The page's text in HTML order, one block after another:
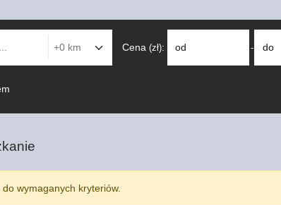
Cena (zł): od - do
wymaganych kryteriów.